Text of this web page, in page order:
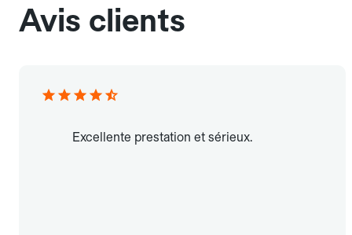
Avis clients
Excellente prestation et sérieux.